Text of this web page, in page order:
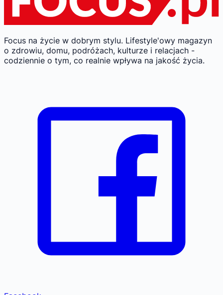
Focus na życie w dobrym stylu. Lifestyle'owy magazyn
o zdrowiu, domu, podróżach, kulturze i relacjach -
codziennie o tym, co realnie wpływa na jakość życia.